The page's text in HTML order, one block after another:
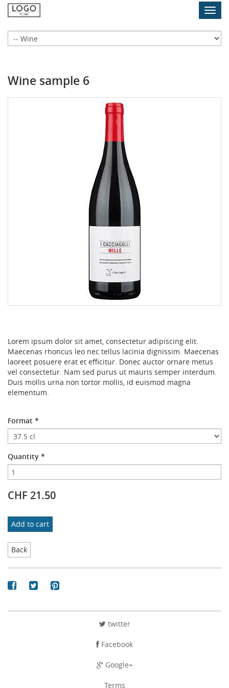
Skip
content
Wine sample 6
Lorem ipsum dolor sit amet, consectetur adipiscing elit.
Maecenas rhoncus leo nec tellus lacinia dignissim. Maecenas
laoreet posuere erat et efficitur. Donec auctor ornare metus
vel consectetur. Nam sed purus ut mauris semper interdum.
Duis mollis urna non tortor mollis, id euismod magna
elementum.
Format *
Quantity *
CHF 21.50
Add to cart
Back
twitter
Facebook
Google+
Terms